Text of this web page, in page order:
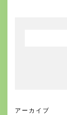
アーカイブ